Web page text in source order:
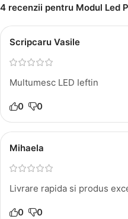
4 recenzii pentru Modul Led
Scripcaru Vasile
Multumesc LED Ieftin
0 0
Mihaela
Livrare rapida si produs
0 0